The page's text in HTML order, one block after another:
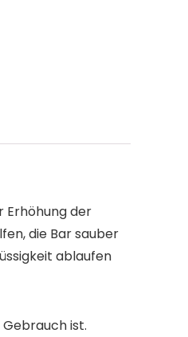
Erhöhung der
die Bar sauber
ablaufen
ist.